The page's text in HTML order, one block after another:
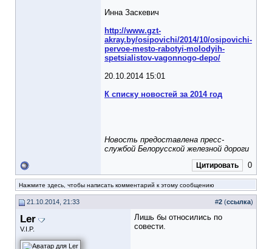
Инна Заскевич
http://www.gzt-
akray.by/osipovichi/2014/10/osipovichi-
pervoe-mesto-rabotyi-molodyih-
spetsialistov-vagonnogo-depo/
20.10.2014 15:01
К списку новостей за 2014 год
Новость предоставлена пресс-
службой Белорусской железной дороги
Цитировать 0
Нажмите здесь, чтобы написать комментарий к этому сообщению
21.10.2014, 21:33 #2 (ссылка)
Ler
V.I.P.
Лишь бы относились по
совести.